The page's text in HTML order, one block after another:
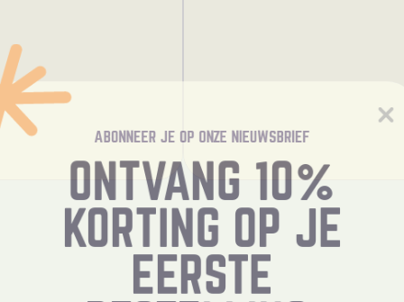
ONTVANG 10%
KORTING OP JE
EERSTE